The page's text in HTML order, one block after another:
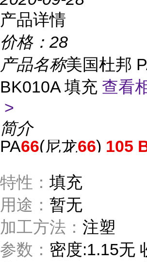
产品详情
价格： 28
产品名称美国杜邦
BK010A 填充 查看
>
简介
PA66(尼龙66) 105
特性： 填充
用途： 暂无
加工方法： 注塑
参数： 密度:1.15无